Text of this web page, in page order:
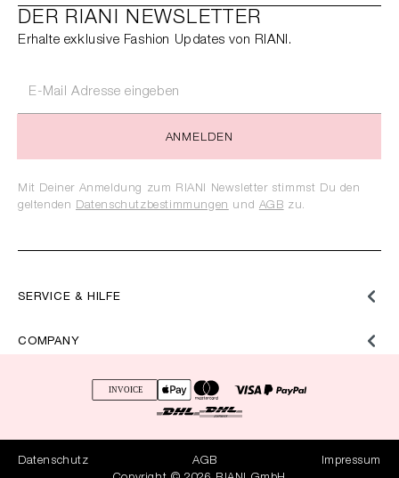
SERVICE & HILFE
COMPANY
DER RIANI NEWSLETTER
Erhalte exklusive Fashion Updates von RIANI.
ANMELDEN
Mit Deiner Anmeldung zum RIANI Newsletter stimmst Du den
geltenden Datenschutzbestimmungen und AGB zu.
Datenschutz AGB
Impressum